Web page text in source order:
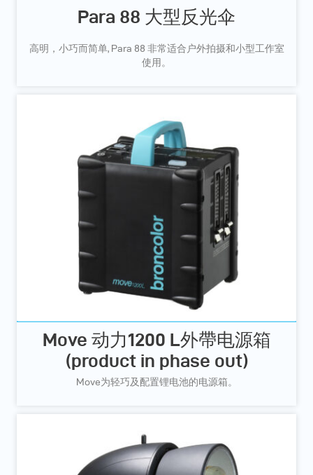
Para 88 大型反光伞
高明，小巧而简单, Para 88 非常适合户外拍摄和小型工作室
使用。
Move 动力1200 L外帶电源箱
(product in phase out)
Move为轻巧及配置锂电池的电源箱。